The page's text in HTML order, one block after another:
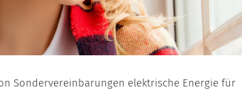
Sondervereinbarungen elektrische Energie für